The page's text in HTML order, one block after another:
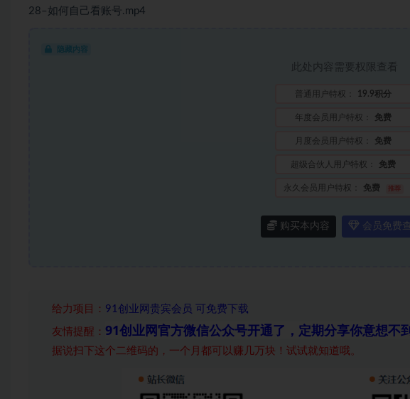
28–如何自己看账号.mp4
隐藏内容
此处内容需要权限查看
普通用户特权： 19.9积分
年度会员用户特权： 免费
月度会员用户特权： 免费
超级合伙人用户特权： 免费
永久会员用户特权： 免费 推荐
购买本内容 会员免费
给力项目 ： 91创业网贵宾会员 可免费下载
友情提醒： 91创业网官方微信公众号开通了，定期分享你意想不
据说扫下这个二维码的，一个月都可以赚几万块！试试就知道哦。